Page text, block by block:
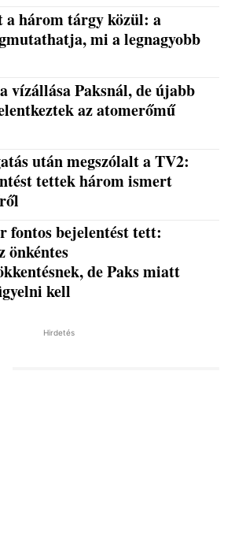
a három tárgy közül: a
mi a legnagyobb
vízállása Paksnál, de újabb
az atomerőmű
után megszólalt a TV2:
tettek három ismert
fontos bejelentést tett:
önkéntes
de Paks miatt
kell
Hirdetés